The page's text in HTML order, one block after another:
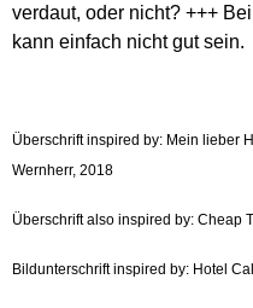
verdaut, oder nicht? +++
kann einfach nicht gut sein.
Überschrift inspired by: Mein lieber
Wernherr, 2018
Überschrift also inspired by: Cheap
Bildunterschrift inspired by: Hotel